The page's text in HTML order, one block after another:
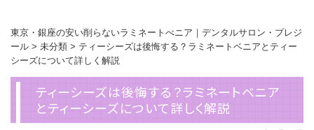
東京・銀座の安い削らないラミネートべニア｜デンタルサロン・プレジ
ール> 未分類> ティーシーズは後悔する？ラミネートベニアとティー
シーズについて詳しく解説
ティーシーズは後悔する？ラミネートベニア
とティーシーズについて詳しく解説